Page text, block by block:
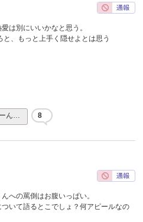
は別にいいかなと思う。
、もっと上手く隠せよとは思う
ん… 8
への罵倒はお腹いっぱい。
いて語るとこでしょ？何アピールなの